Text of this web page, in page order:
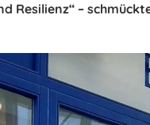
Resilienz“ –